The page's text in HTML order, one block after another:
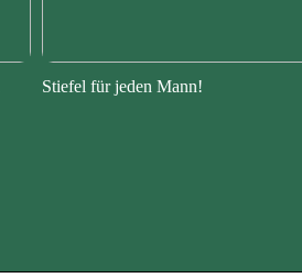
Stiefel für jeden Mann!